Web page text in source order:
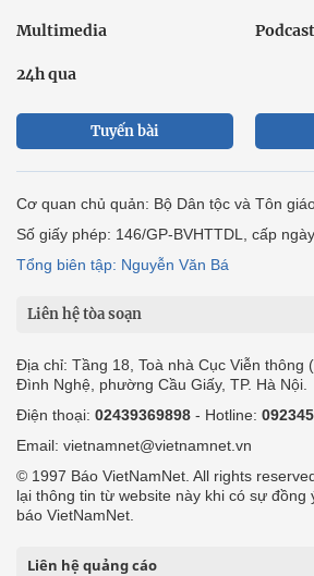
Multimedia Podcast
24h qua
Tuyến bài
Cơ quan chủ quản: Bộ Dân tộc và Tôn
Số giấy phép: 146/GP-BVHTTDL, cấp
Tổng biên tập: Nguyễn Văn Bá
Liên hệ tòa soạn
Địa chỉ: Tầng 18, Toà nhà Cục Viễn thông
Đình Nghệ, phường Cầu Giấy, TP. Hà Nội.
Điện thoại: 02439369898 - Hotline:
Email: vietnamnet@vietnamnet.vn
© 1997 Báo VietNamNet. All rights
lại thông tin từ website này khi có sự đồng
báo VietNamNet.
Liên hệ quảng cáo